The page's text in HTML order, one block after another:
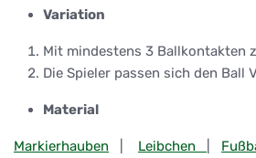
Variation
Mit mindestens 3 Ballkontakten
Die Spieler passen sich den Ball
Material
Markierhauben Leibchen